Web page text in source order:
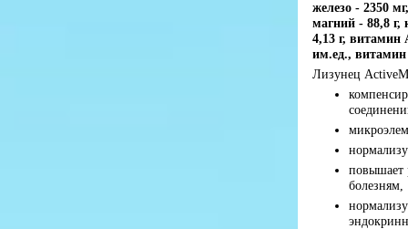
железо - 2350
магний - 88,8 г,
4,13 г, витамин
им.ед.,
Лизунец
повышает
болезням,